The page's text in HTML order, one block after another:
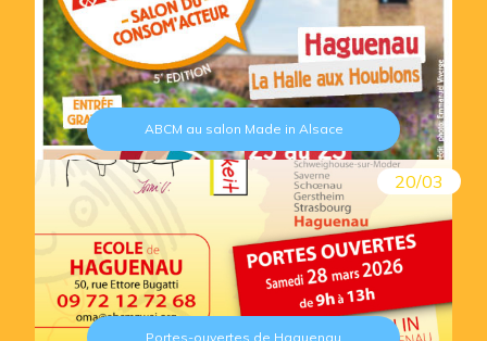
ABCM au salon Made in Alsace
20/03
Portes-ouvertes de Haguenau